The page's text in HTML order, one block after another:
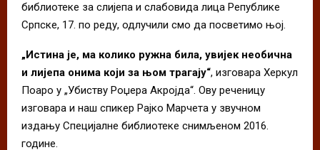
библиотеке за слијепа и слабовида лица Републике
Српске, 17. по реду, одлучили смо да посветимо њој.
„Истина је, ма колико ружна била, увијек необична
и лијепа онима који за њом трагају“, изговара Херкул
Поаро у „Убиству Роџера Акројда“. Ову реченицу
изговара и наш спикер Рајко Марчета у звучном
издању Специјалне библиотеке снимљеном 2016.
године.